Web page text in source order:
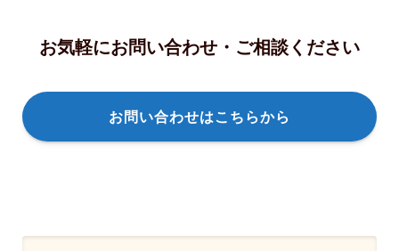
お気軽にお問い合わせ・ご相談ください
お問い合わせはこちらから